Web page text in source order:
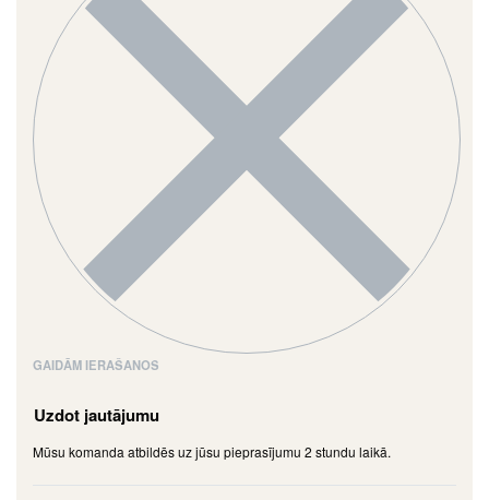
GAIDĀM IERAŠANOS
Uzdot jautājumu
Mūsu komanda atbildēs uz jūsu pieprasījumu 2 stundu laikā.